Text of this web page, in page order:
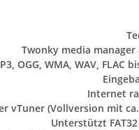
Twonky media manager
OGG, WMA, WAV,
Internet
vTuner (Vollversion mit
Unterstützt